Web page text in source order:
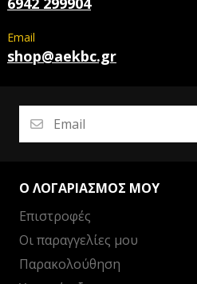
Email
shop@aekbc.gr
Ο ΛΟΓΑΡΙΑΣΜΌΣ ΜΟΥ
Επιστροφές
Οι παραγγελίες μου
Παρακολούθηση